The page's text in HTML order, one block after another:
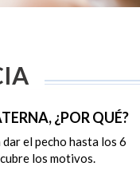
¿POR QUÉ?
el pecho hasta los 6
los motivos.